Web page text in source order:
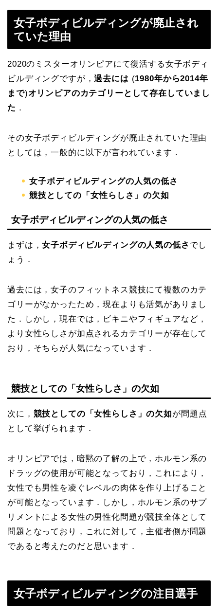
女子ボディビルディングが廃止され
ていた理由
2020のミスターオリンピアにて復活する女子ボディ
ビルディングですが，過去には (1980年から2014年
まで)オリンピアのカテゴリーとして存在していまし
た ．
その女子ボディビルディングが廃止されていた理由
としては，一般的に以下が言われています．
女子ボディビルディングの人気の低さ
競技としての「女性らしさ」の欠如
女子ボディビルディングの人気の低さ
まずは，女子ボディビルディングの人気の低さ でし
ょう．
過去には，女子のフィットネス競技にて複数のカテ
ゴリーがなかったため，現在よりも活気がありまし
た．しかし，現在では，ビキニやフィギュアなど，
より女性らしさが加点されるカテゴリーが存在して
おり，そちらが人気になっています．
競技としての「女性らしさ」の欠如
次に， 競技としての「女性らしさ」の欠如が問題点
として挙げられます．
オリンピアでは，暗黙の了解の上で，ホルモン系の
ドラッグの使用が可能となっており，これにより，
女性でも男性を凌ぐレベルの肉体を作り上げること
が可能となっています．しかし，ホルモン系のサプ
リメントによる女性の男性化問題が競技全体として
問題となっており，これに対して，主催者側が問題
であると考えたのだと思います．
女子ボディビルディングの注目選手